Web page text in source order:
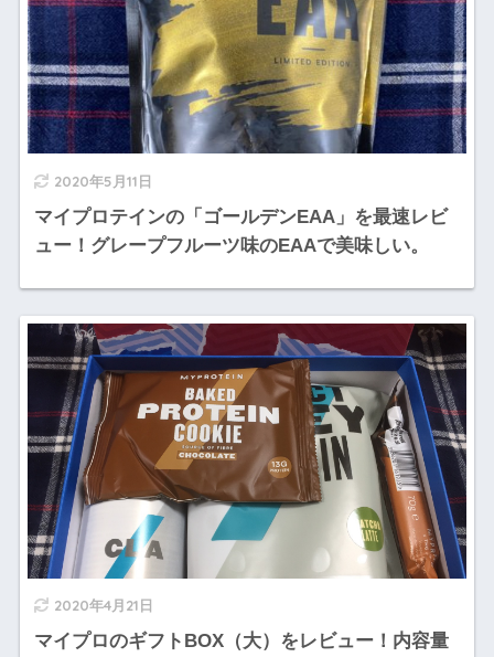
2020年5月11日
マイプロテインの「ゴールデンEAA」を最速レビ
ュー！グレープフルーツ味のEAAで美味しい。
2020年4月21日
マイプロのギフトBOX（大）をレビュー！内容量